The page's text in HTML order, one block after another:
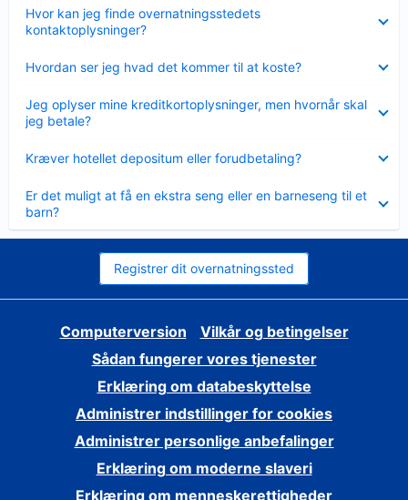
Hvor kan jeg finde overnatningsstedets
kontaktoplysninger?
Hvordan ser jeg hvad det kommer til at koste?
Jeg oplyser mine kreditkortoplysninger, men hvornår skal
jeg betale?
Kræver hotellet depositum eller forudbetaling?
Er det muligt at få en ekstra seng eller en barneseng til et
barn?
Registrer dit overnatningssted
Computerversion
Vilkår og betingelser
Sådan fungerer vores tjenester
Erklæring om databeskyttelse
Administrer indstillinger for cookies
Administrer personlige anbefalinger
Erklæring om moderne slaveri
Erklæring om menneskerettigheder